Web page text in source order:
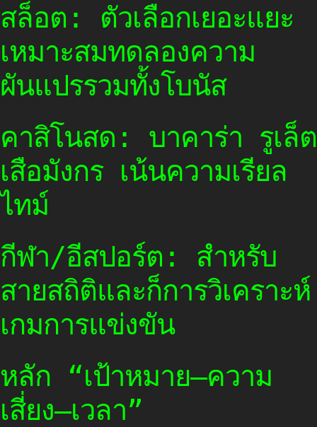
สล็อต: ตัวเลือกเยอะแยะ
เหมาะสมทดลองความ
ผันแปรรวมทั้งโบนัส
คาสิโนสด: บาคาร่า รูเล็ต
เสือมังกร เน้นความเรียล
ไทม์
กีฬา/อีสปอร์ต: สำหรับ
สายสถิติและก็การวิเคราะห์
เกมการแข่งขัน
หลัก “เป้าหมาย–ความ
เสี่ยง–เวลา”